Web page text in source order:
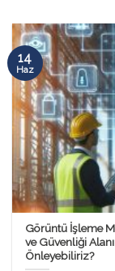
Görüntü İşleme
ve Güvenliği
Önleyebiliriz?
14
Haz